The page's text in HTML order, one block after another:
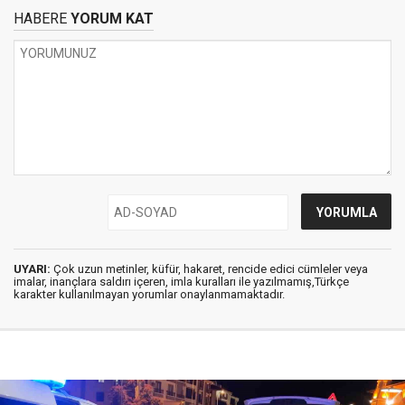
HABERE YORUM KAT
UYARI: Çok uzun metinler, küfür, hakaret, rencide edici cümleler veya
imalar, inançlara saldırı içeren, imla kuralları ile yazılmamış,Türkçe
karakter kullanılmayan yorumlar onaylanmamaktadır.